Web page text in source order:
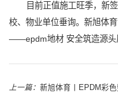
目前正值施工旺季，新
校、物业单位垂询。新旭体
——epdm地材 安全筑造源头
上一篇：